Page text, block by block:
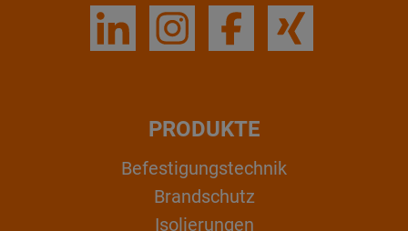
PRODUKTE
Befestigungstechnik
Brandschutz
Isolierungen